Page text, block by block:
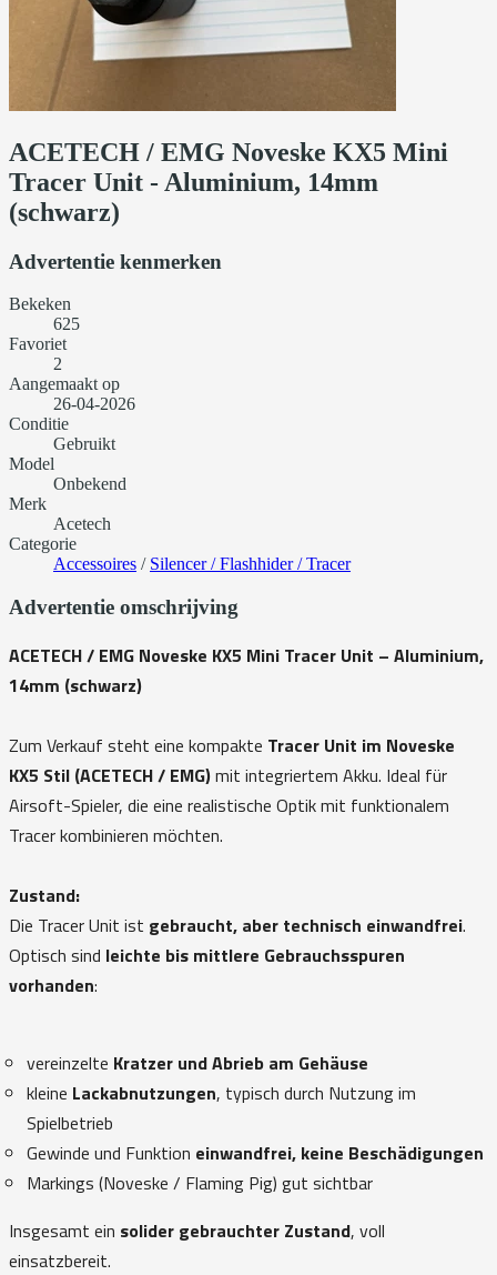
ACETECH / EMG Noveske KX5 Mini
Tracer Unit - Aluminium, 14mm
(schwarz)
Advertentie kenmerken
Bekeken
625
Favoriet
2
Aangemaakt op
26-04-2026
Conditie
Gebruikt
Model
Onbekend
Merk
Acetech
Categorie
Accessoires / Silencer / Flashhider / Tracer
Advertentie omschrijving
ACETECH / EMG Noveske KX5 Mini Tracer Unit – Aluminium,
14mm (schwarz)
Zum Verkauf steht eine kompakte Tracer Unit im Noveske
KX5 Stil (ACETECH / EMG)mit integriertem Akku. Ideal für
Airsoft-Spieler, die eine realistische Optik mit funktionalem
Tracer kombinieren möchten.
Zustand:
Die Tracer Unit ist gebraucht, aber technisch einwandfrei.
Optisch sind leichte bis mittlere Gebrauchsspuren
vorhanden:
vereinzelte Kratzer und Abrieb am Gehäuse
kleine Lackabnutzungen, typisch durch Nutzung im
Spielbetrieb
Gewinde und Funktion einwandfrei, keine Beschädigungen
Markings (Noveske / Flaming Pig) gut sichtbar
Insgesamt ein solider gebrauchter Zustand, voll
einsatzbereit.